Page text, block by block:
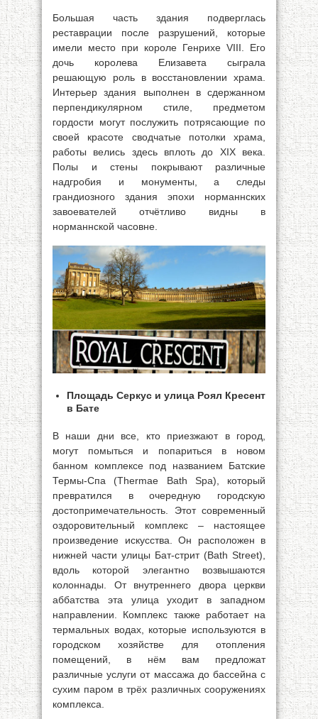
Большая часть здания подверглась
реставрации после разрушений, которые
имели место при короле Генрихе VIII. Его
дочь королева Елизавета сыграла
решающую роль в восстановлении храма.
Интерьер здания выполнен в сдержанном
перпендикулярном стиле, предметом
гордости могут послужить потрясающие по
своей красоте сводчатые потолки храма,
работы велись здесь вплоть до XIX века.
Полы и стены покрывают различные
надгробия и монументы, а следы
грандиозного здания эпохи норманнских
завоевателей отчётливо видны в
норманнской часовне.
Площадь Серкус и улица Роял Кресент
в Бате
В наши дни все, кто приезжают в город,
могут помыться и попариться в новом
банном комплексе под названием Батские
Термы-Спа (Thermae Bath Spa), который
превратился в очередную городскую
достопримечательность. Этот современный
оздоровительный комплекс – настоящее
произведение искусства. Он расположен в
нижней части улицы Бат-стрит (Bath Street),
вдоль которой элегантно возвышаются
колоннады. От внутреннего двора церкви
аббатства эта улица уходит в западном
направлении. Комплекс также работает на
термальных водах, которые используются в
городском хозяйстве для отопления
помещений, в нём вам предложат
различные услуги от массажа до бассейна с
сухим паром в трёх различных сооружениях
комплекса.